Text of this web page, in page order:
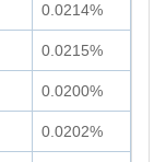
0.0214%
0.0215%
0.0200%
0.0202%